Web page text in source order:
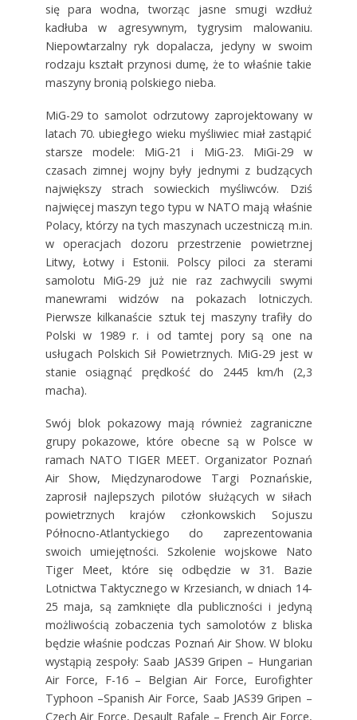
się para wodna, tworząc jasne smugi wzdłuż
kadłuba w agresywnym, tygrysim malowaniu.
Niepowtarzalny ryk dopalacza, jedyny w swoim
rodzaju kształt przynosi dumę, że to właśnie takie
maszyny bronią polskiego nieba.
MiG-29 to samolot odrzutowy zaprojektowany w
latach 70. ubiegłego wieku myśliwiec miał zastąpić
starsze modele: MiG-21 i MiG-23. MiGi-29 w
czasach zimnej wojny były jednymi z budzących
największy strach sowieckich myśliwców. Dziś
najwięcej maszyn tego typu w NATO mają właśnie
Polacy, którzy na tych maszynach uczestniczą m.in.
w operacjach dozoru przestrzenie powietrznej
Litwy, Łotwy i Estonii. Polscy piloci za sterami
samolotu MiG-29 już nie raz zachwycili swymi
manewrami widzów na pokazach lotniczych.
Pierwsze kilkanaście sztuk tej maszyny trafiły do
Polski w 1989 r. i od tamtej pory są one na
usługach Polskich Sił Powietrznych. MiG-29 jest w
stanie osiągnąć prędkość do 2445 km/h (2,3
macha).
Swój blok pokazowy mają również zagraniczne
grupy pokazowe, które obecne są w Polsce w
ramach NATO TIGER MEET. Organizator Poznań
Air Show, Międzynarodowe Targi Poznańskie,
zaprosił najlepszych pilotów służących w siłach
powietrznych krajów członkowskich Sojuszu
Północno-Atlantyckiego do zaprezentowania
swoich umiejętności. Szkolenie wojskowe Nato
Tiger Meet, które się odbędzie w 31. Bazie
Lotnictwa Taktycznego w Krzesianch, w dniach 14-
25 maja, są zamknięte dla publiczności i jedyną
możliwością zobaczenia tych samolotów z bliska
będzie właśnie podczas Poznań Air Show. W bloku
wystąpią zespoły: Saab JAS39 Gripen – Hungarian
Air Force, F-16 – Belgian Air Force, Eurofighter
Typhoon –Spanish Air Force, Saab JAS39 Gripen –
Czech Air Force, Desault Rafale – French Air Force,